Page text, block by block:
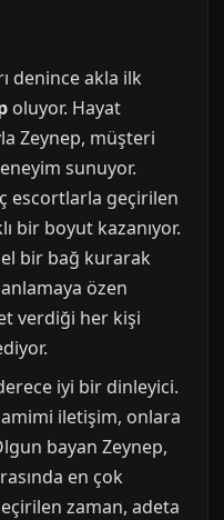
denince akla ilk
oluyor. Hayat
Zeynep, müşteri
sunuyor.
escortlarla geçirilen
bir boyut kazanıyor.
bir bağ kurarak
özen
verdiği her kişi
iyi bir dinleyici.
iletişim, onlara
bayan Zeynep,
en çok
zaman, adeta